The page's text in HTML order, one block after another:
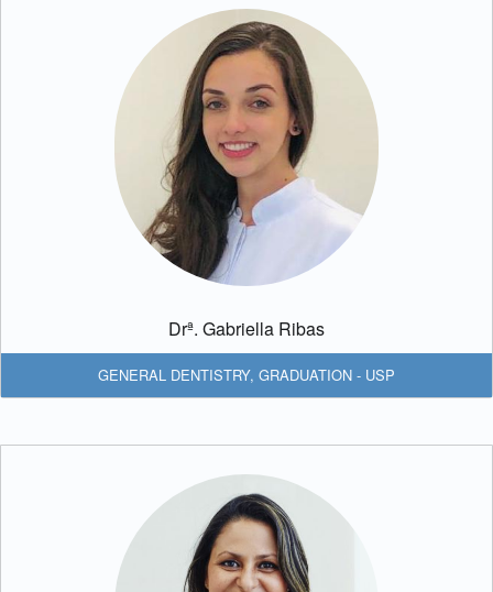
Drª. Gabriella Ribas
GENERAL DENTISTRY, GRADUATION - USP